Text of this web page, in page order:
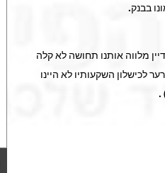
בבנק.
מלווה אותנו תחושה לא קלה
לכישלון השקעותיו לא היינו
.